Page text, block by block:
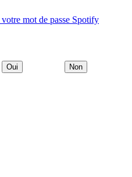
mot de passe Spotify
Oui Non